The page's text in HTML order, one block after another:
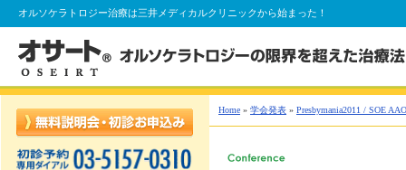
オルソケラトロジー治療は三井メディカルクリニックから始まった！
Home » 学会発表 » Presbymania2011 / SOE